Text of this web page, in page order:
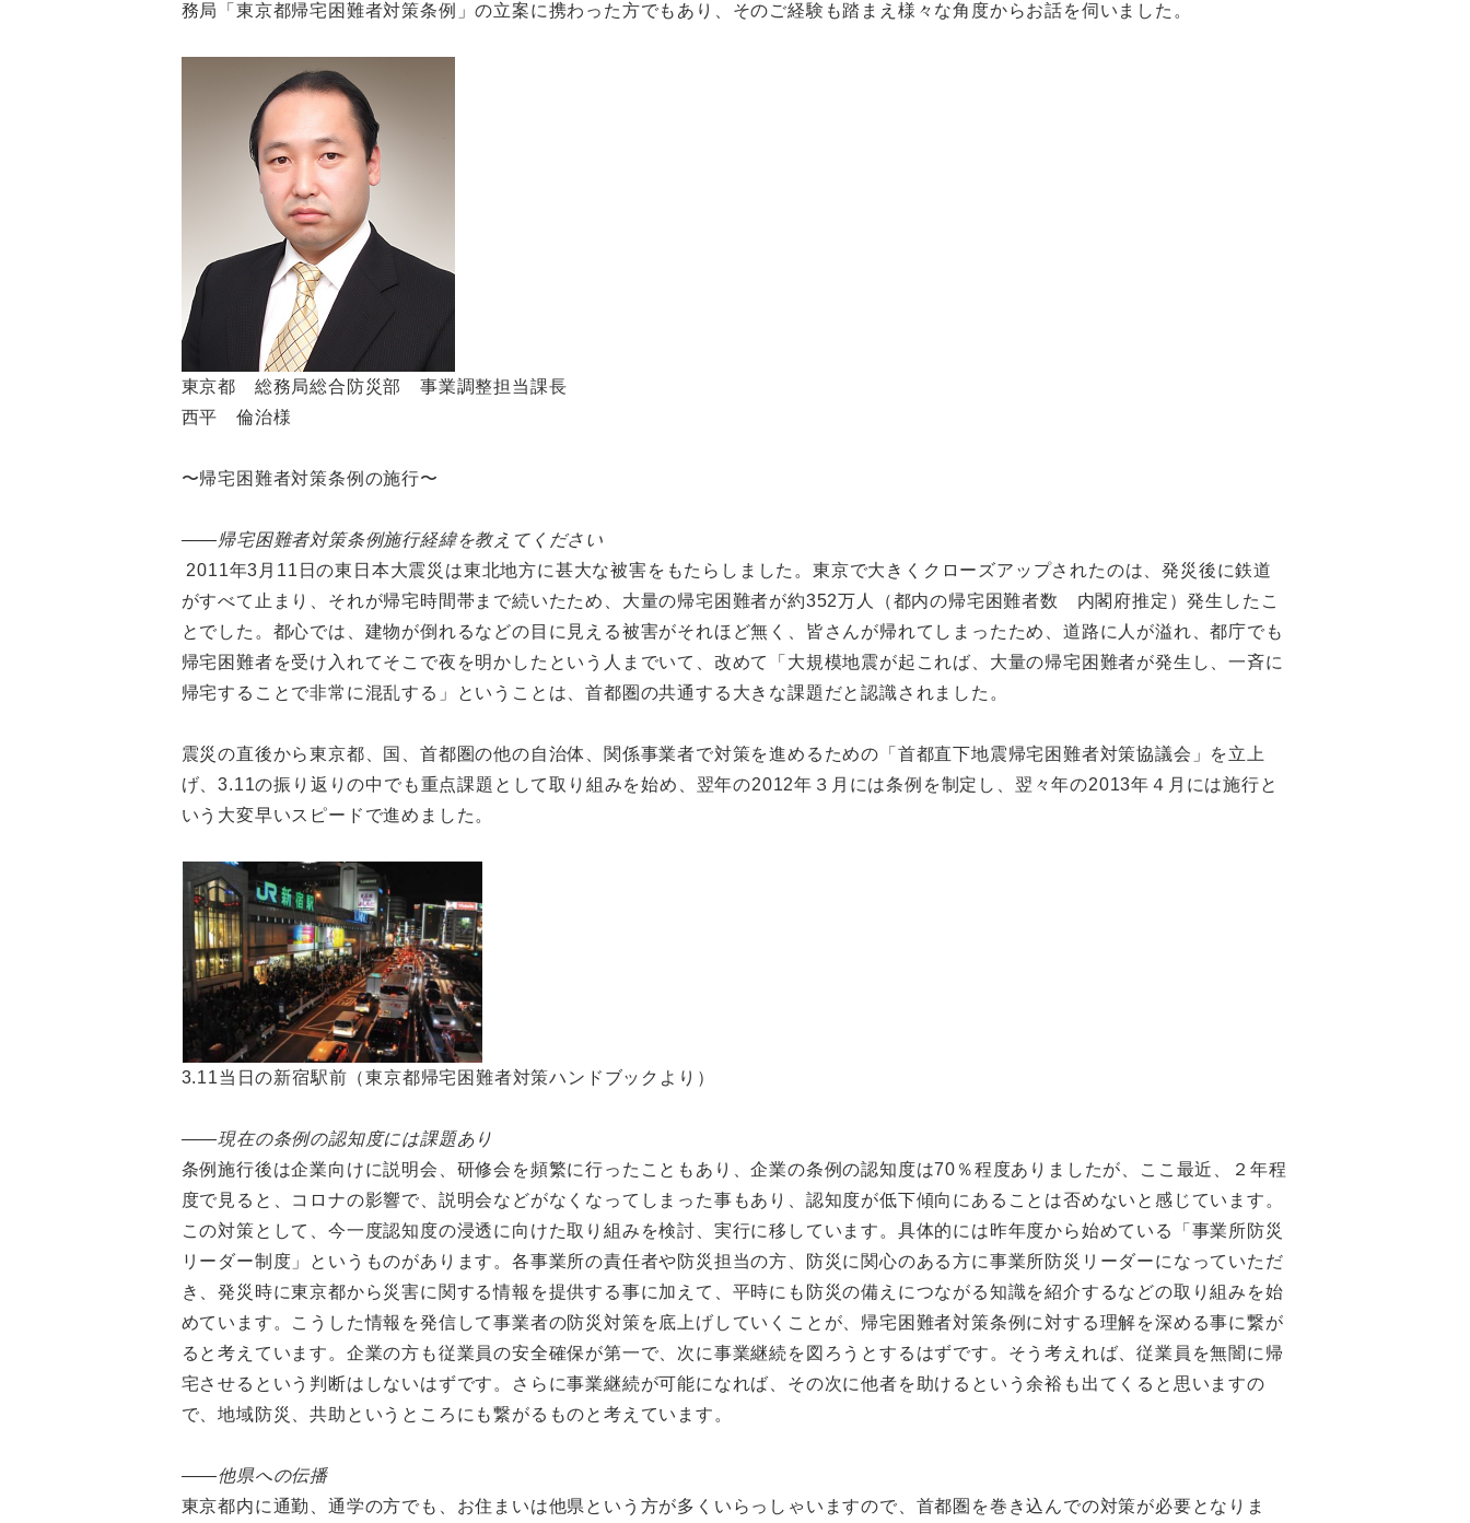
務局「東京都帰宅困難者対策条例」の立案に携わった方でもあり、そのご経験も踏まえ様々な角度からお話を伺いました。
東京都 総務局総合防災部 事業調整担当課長
西平 倫治様
〜帰宅困難者対策条例の施行〜
――帰宅困難者対策条例施行経緯を教えてください
2011年3月11日の東日本大震災は東北地方に甚大な被害をもたらしました。東京で大きくクローズアップされたのは、発災後に鉄道
がすべて止まり、それが帰宅時間帯まで続いたため、大量の帰宅困難者が約352万人（都内の帰宅困難者数 内閣府推定）発生したこ
とでした。都心では、建物が倒れるなどの目に見える被害がそれほど無く、皆さんが帰れてしまったため、道路に人が溢れ、都庁でも
帰宅困難者を受け入れてそこで夜を明かしたという人までいて、改めて「大規模地震が起これば、大量の帰宅困難者が発生し、一斉に
帰宅することで非常に混乱する」ということは、首都圏の共通する大きな課題だと認識されました。
震災の直後から東京都、国、首都圏の他の自治体、関係事業者で対策を進めるための「首都直下地震帰宅困難者対策協議会」を立上
げ、3.11の振り返りの中でも重点課題として取り組みを始め、翌年の2012年３月には条例を制定し、翌々年の2013年４月には施行と
いう大変早いスピードで進めました。
3.11当日の新宿駅前（東京都帰宅困難者対策ハンドブックより）
――現在の条例の認知度には課題あり
条例施行後は企業向けに説明会、研修会を頻繁に行ったこともあり、企業の条例の認知度は70％程度ありましたが、ここ最近、２年程
度で見ると、コロナの影響で、説明会などがなくなってしまった事もあり、認知度が低下傾向にあることは否めないと感じています。
この対策として、今一度認知度の浸透に向けた取り組みを検討、実行に移しています。具体的には昨年度から始めている「事業所防災
リーダー制度」というものがあります。各事業所の責任者や防災担当の方、防災に関心のある方に事業所防災リーダーになっていただ
き、発災時に東京都から災害に関する情報を提供する事に加えて、平時にも防災の備えにつながる知識を紹介するなどの取り組みを始
めています。こうした情報を発信して事業者の防災対策を底上げしていくことが、帰宅困難者対策条例に対する理解を深める事に繋が
ると考えています。企業の方も従業員の安全確保が第一で、次に事業継続を図ろうとするはずです。そう考えれば、従業員を無闇に帰
宅させるという判断はしないはずです。さらに事業継続が可能になれば、その次に他者を助けるという余裕も出てくると思いますの
で、地域防災、共助というところにも繋がるものと考えています。
――他県への伝播
東京都内に通勤、通学の方でも、お住まいは他県という方が多くいらっしゃいますので、首都圏を巻き込んでの対策が必要となりま